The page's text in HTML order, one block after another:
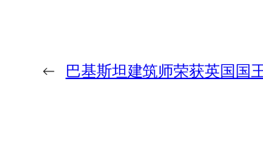
← 巴基斯坦建筑师荣获英国国